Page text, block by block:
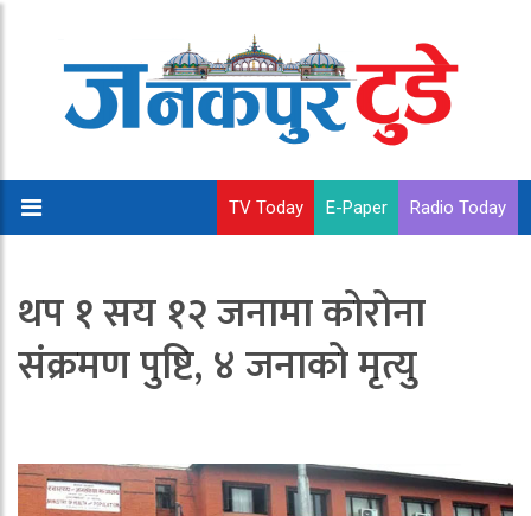
TV Today E-Paper Radio Today
थप १ सय १२ जनामा कोरोना
संक्रमण पुष्टि, ४ जनाको मृत्यु